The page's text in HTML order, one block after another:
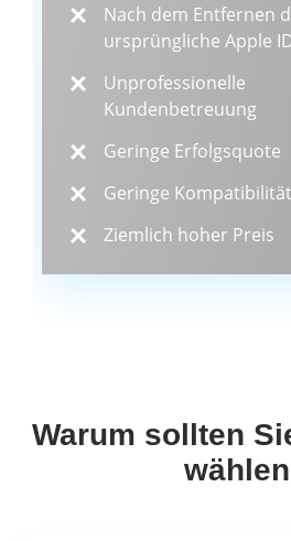
Nach dem Entfernen
ursprüngliche Apple
Unprofessionelle
Kundenbetreuung
Geringe Erfolgsquote
Geringe Kompatibilität
Ziemlich hoher Preis
Warum sollten